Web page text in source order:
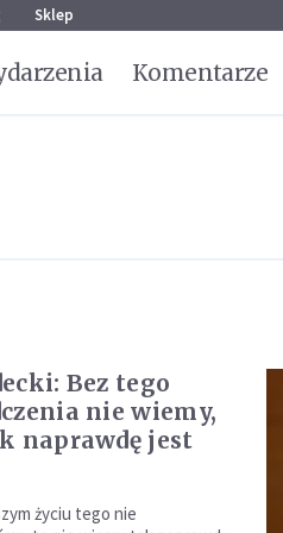
Sklep
Komentarze
Bez tego
nie wiemy,
naprawdę jest
życiu tego nie